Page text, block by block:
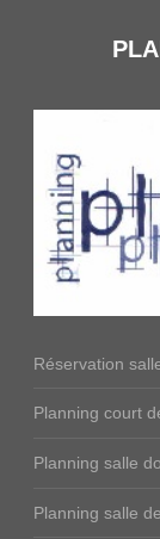
Réservation
Planning court
Planning salle
Planning salle